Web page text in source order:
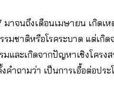
มาจนถึงเดือนเมษายน เกิดเ
มชาติหรือโรคระบาด แต่เกิ
และเกิดจากปัญหาเชิงโครง
ำถามว่า เป็นการเอื้อต่อปร